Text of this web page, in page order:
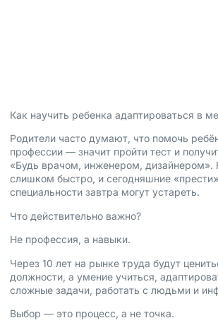
Как научить ребенка адаптироваться в
Родители часто думают, что помочь
профессии — значит пройти тест и
«Будь врачом, инженером, дизайнером».
слишком быстро, и сегодняшние
специальности завтра могут устареть.
Что действительно важно?
Не профессия, а навыки.
Через 10 лет на рынке труда будут
должности, а умение учиться,
сложные задачи, работать с людьми и
Выбор — это процесс, а не точка.